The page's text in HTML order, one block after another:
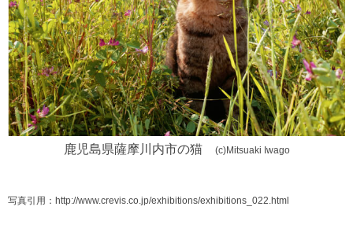
鹿児島県薩摩川内市の猫 (c)Mitsuaki Iwago
写真引用：http://www.crevis.co.jp/exhibitions/exhibitions_022.html